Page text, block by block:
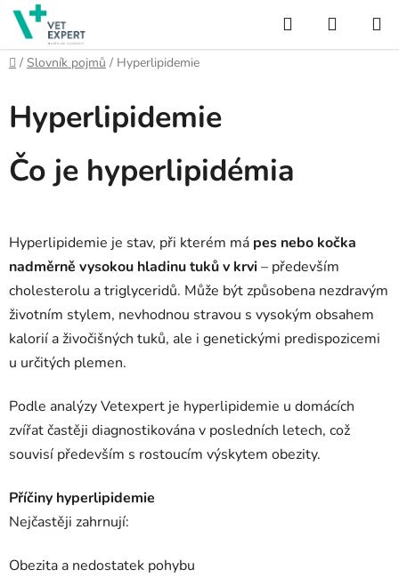
Přejít
obsah
Hledat
KOŠÍK
Domů
/ Slovník pojmů / Hyperlipidemie
Hyperlipidemie
Čo je hyperlipidémia
Hyperlipidemie je stav, při kterém má pes nebo kočka
nadměrně vysokou hladinu tuků v krvi– především
cholesterolu a triglyceridů. Může být způsobena nezdravým
životním stylem, nevhodnou stravou s vysokým obsahem
kalorií a živočišných tuků, ale i genetickými predispozicemi
u určitých plemen.
Podle analýzy Vetexpert je hyperlipidemie u domácích
zvířat častěji diagnostikována v posledních letech, což
souvisí především s rostoucím výskytem obezity.
Příčiny hyperlipidemie
Nejčastěji zahrnují:
Obezita a nedostatek pohybu